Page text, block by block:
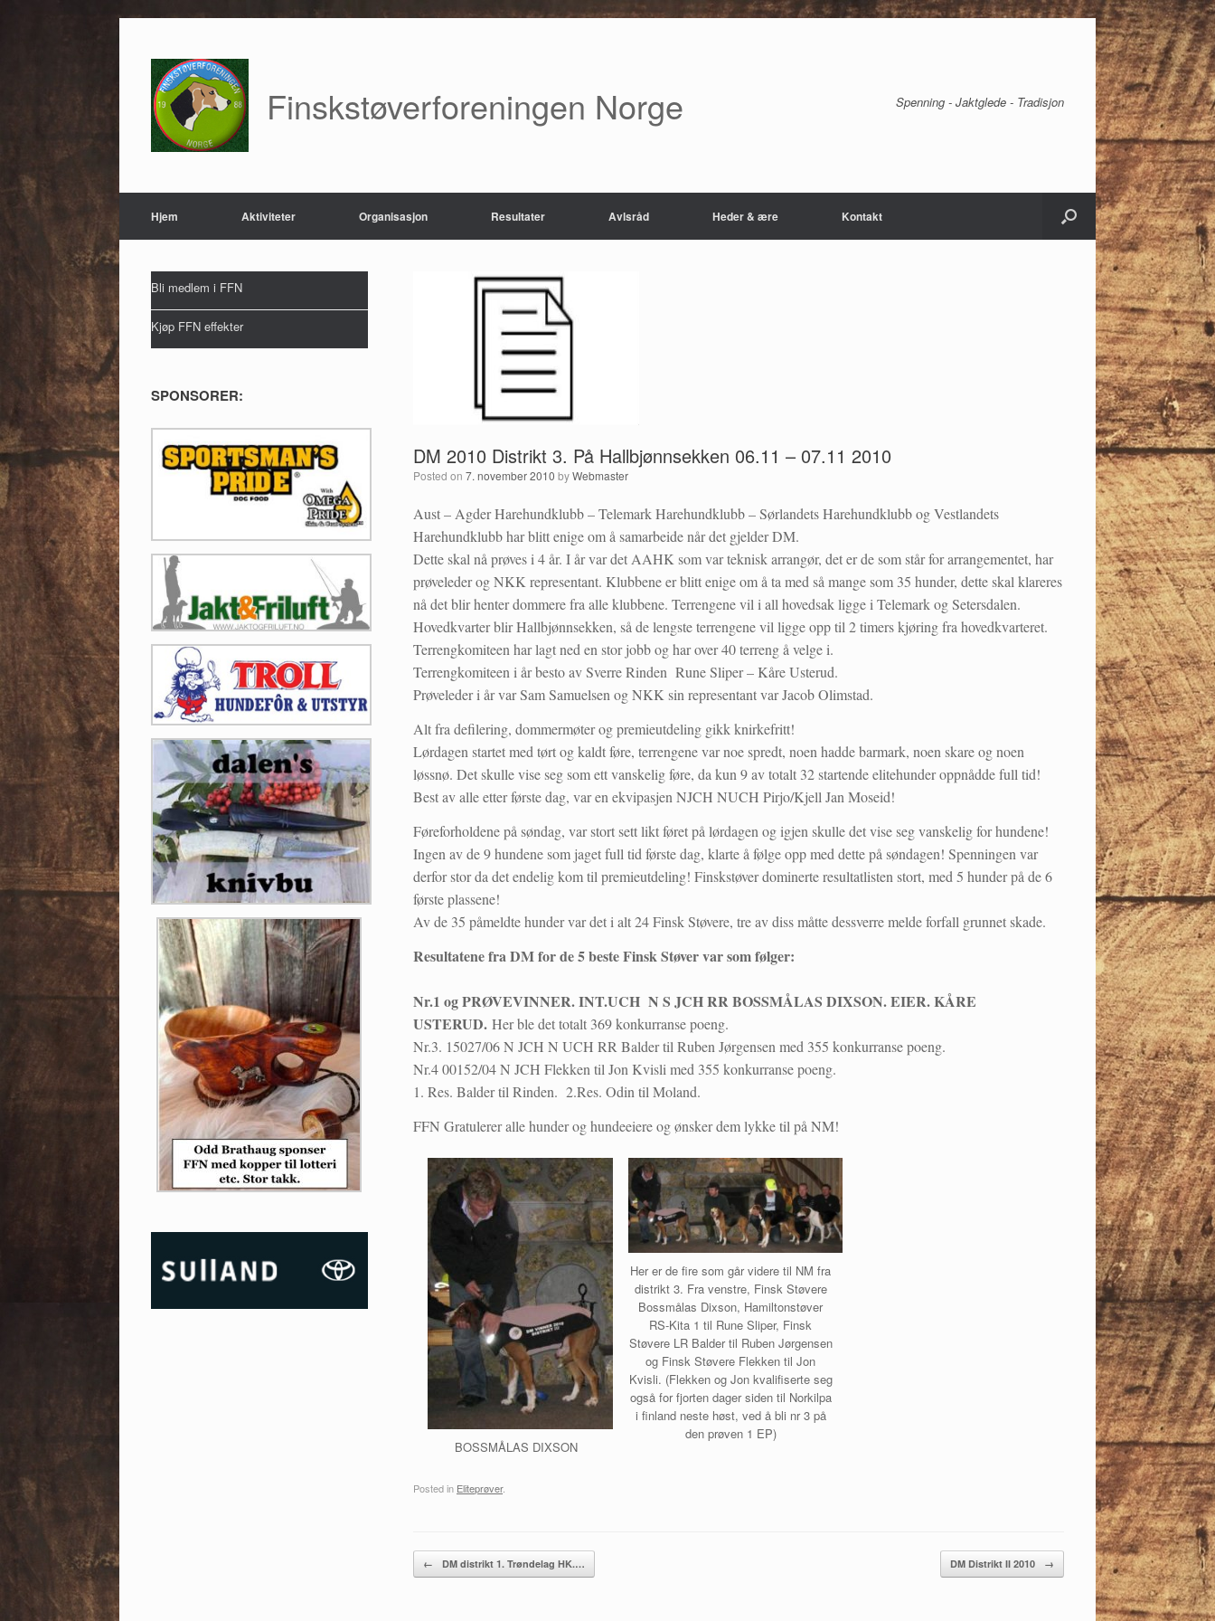
content
Finskstøverforeningen Norge Spenning - Jaktglede - Tradisjon
Hjem Aktiviteter Organisasjon Resultater Avlsråd Heder & ære Kontakt
DM 2010 Distrikt 3. På Hallbjønnsekken 06.11 – 07.11 2010
Posted on7. november 2010 byWebmaster
Aust – Agder Harehundklubb – Telemark Harehundklubb – Sørlandets Harehundklubb og Vestlandets
Harehundklubb har blitt enige om å samarbeide når det gjelder DM.
Dette skal nå prøves i 4 år. I år var det AAHK som var teknisk arrangør, det er de som står for arrangementet, har
prøveleder og NKK representant. Klubbene er blitt enige om å ta med så mange som 35 hunder, dette skal klareres
nå det blir henter dommere fra alle klubbene. Terrengene vil i all hovedsak ligge i Telemark og Setersdalen.
Hovedkvarter blir Hallbjønnsekken, så de lengste terrengene vil ligge opp til 2 timers kjøring fra hovedkvarteret.
Terrengkomiteen har lagt ned en stor jobb og har over 40 terreng å velge i.
Terrengkomiteen i år besto av Sverre Rinden Rune Sliper – Kåre Usterud.
Prøveleder i år var Sam Samuelsen og NKK sin representant var Jacob Olimstad.
Alt fra defilering, dommermøter og premieutdeling gikk knirkefritt!
Lørdagen startet med tørt og kaldt føre, terrengene var noe spredt, noen hadde barmark, noen skare og noen
løssnø. Det skulle vise seg som ett vanskelig føre, da kun 9 av totalt 32 startende elitehunder oppnådde full tid!
Best av alle etter første dag, var en ekvipasjen NJCH NUCH Pirjo/Kjell Jan Moseid!
Føreforholdene på søndag, var stort sett likt føret på lørdagen og igjen skulle det vise seg vanskelig for hundene!
Ingen av de 9 hundene som jaget full tid første dag, klarte å følge opp med dette på søndagen! Spenningen var
derfor stor da det endelig kom til premieutdeling! Finskstøver dominerte resultatlisten stort, med 5 hunder på de 6
første plassene!
Av de 35 påmeldte hunder var det i alt 24 Finsk Støvere, tre av diss måtte dessverre melde forfall grunnet skade.
Resultatene fra DM for de 5 beste Finsk Støver var som følger:
Nr.1 og PRØVEVINNER. INT.UCH N S JCH RR BOSSMÅLAS DIXSON. EIER. KÅRE
USTERUD.Her ble det totalt 369 konkurranse poeng.
Nr.3. 15027/06 N JCH N UCH RR Balder til Ruben Jørgensen med 355 konkurranse poeng.
Nr.4 00152/04 N JCH Flekken til Jon Kvisli med 355 konkurranse poeng.
1. Res. Balder til Rinden. 2.Res. Odin til Moland.
FFN Gratulerer alle hunder og hundeeiere og ønsker dem lykke til på NM!
BOSSMÅLAS DIXSON
Her er de fire som går videre til NM fra
distrikt 3. Fra venstre, Finsk Støvere
Bossmålas Dixson, Hamiltonstøver
RS-Kita 1 til Rune Sliper, Finsk
Støvere LR Balder til Ruben Jørgensen
og Finsk Støvere Flekken til Jon
Kvisli. (Flekken og Jon kvalifiserte seg
også for fjorten dager siden til Norkilpa
i finland neste høst, ved å bli nr 3 på
den prøven 1 EP)
Posted in Eliteprøver.
Post navigation
← DM distrikt 1. Trøndelag HK.… DM Distrikt II 2010 →
Bli medlem i FFN
Kjøp FFN effekter
SPONSORER: